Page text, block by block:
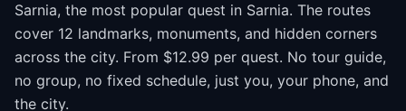
Sarnia, the most popular quest in Sarnia. The routes
cover 12 landmarks, monuments, and hidden corners
across the city. From $12.99 per quest. No tour guide,
no group, no fixed schedule, just you, your phone, and
the city.